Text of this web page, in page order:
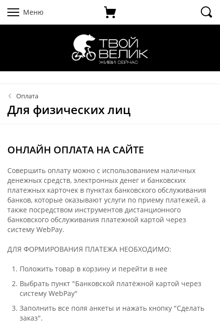
Меню
Оплата
Для физических лиц
ОНЛАЙН ОПЛАТА НА САЙТЕ
Совершить оплату можно с использованием наличных
денежных средств, электронных денег и банковских
платежных карточек в пунктах банковского обслуживания
банков, которые оказывают услуги по приему платежей, а
также посредством инструментов дистанционного
банковского обслуживания платежной картой через
систему WebPay.
ДЛЯ ФОРМИРОВАНИЯ ПЛАТЕЖА НЕОБХОДИМО:
Положить товар в корзину и перейти в нее
Выбрать пункт "Банковской платёжной картой через
систему WebPay"
Заполнить все поля анкеты и нажать кнопку "Сделать
заказ".